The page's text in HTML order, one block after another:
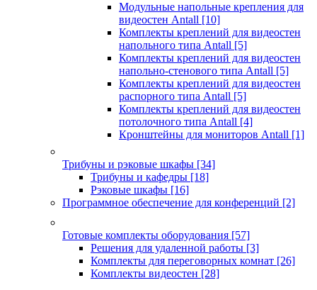
Модульные напольные крепления для
видеостен Antall [10]
Комплекты креплений для видеостен
напольного типа Antall [5]
Комплекты креплений для видеостен
напольно-стенового типа Antall [5]
Комплекты креплений для видеостен
распорного типа Antall [5]
Комплекты креплений для видеостен
потолочного типа Antall [4]
Кронштейны для мониторов Antall [1]
Трибуны и рэковые шкафы [34]
Трибуны и кафедры [18]
Рэковые шкафы [16]
Программное обеспечение для конференций [2]
Готовые комплекты оборудования [57]
Решения для удаленной работы [3]
Комплекты для переговорных комнат [26]
Комплекты видеостен [28]